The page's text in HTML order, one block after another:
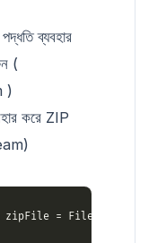
পদ্ধতি ব্যবহার
(
)
করে ZIP
zipFile =